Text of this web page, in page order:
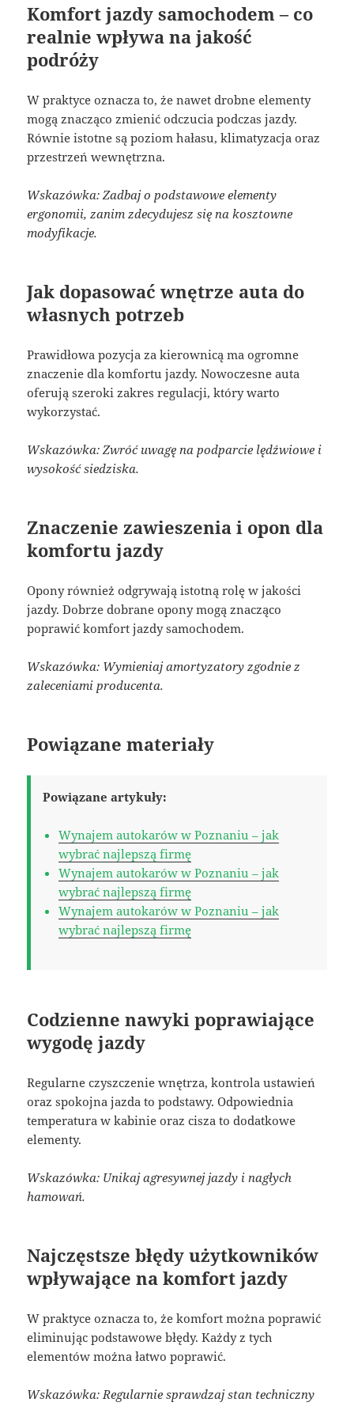
Komfort jazdy samochodem – co
realnie wpływa na jakość
podróży
W praktyce oznacza to, że nawet drobne elementy
mogą znacząco zmienić odczucia podczas jazdy.
Równie istotne są poziom hałasu, klimatyzacja oraz
przestrzeń wewnętrzna.
Wskazówka: Zadbaj o podstawowe elementy
ergonomii, zanim zdecydujesz się na kosztowne
modyfikacje.
Jak dopasować wnętrze auta do
własnych potrzeb
Prawidłowa pozycja za kierownicą ma ogromne
znaczenie dla komfortu jazdy. Nowoczesne auta
oferują szeroki zakres regulacji, który warto
wykorzystać.
Wskazówka: Zwróć uwagę na podparcie lędźwiowe i
wysokość siedziska.
Znaczenie zawieszenia i opon dla
komfortu jazdy
Opony również odgrywają istotną rolę w jakości
jazdy. Dobrze dobrane opony mogą znacząco
poprawić komfort jazdy samochodem.
Wskazówka: Wymieniaj amortyzatory zgodnie z
zaleceniami producenta.
Powiązane materiały
Powiązane artykuły:
Wynajem autokarów w Poznaniu – jak
wybrać najlepszą firmę
Wynajem autokarów w Poznaniu – jak
wybrać najlepszą firmę
Wynajem autokarów w Poznaniu – jak
wybrać najlepszą firmę
Codzienne nawyki poprawiające
wygodę jazdy
Regularne czyszczenie wnętrza, kontrola ustawień
oraz spokojna jazda to podstawy. Odpowiednia
temperatura w kabinie oraz cisza to dodatkowe
elementy.
Wskazówka: Unikaj agresywnej jazdy i nagłych
hamowań.
Najczęstsze błędy użytkowników
wpływające na komfort jazdy
W praktyce oznacza to, że komfort można poprawić
eliminując podstawowe błędy. Każdy z tych
elementów można łatwo poprawić.
Wskazówka: Regularnie sprawdzaj stan techniczny